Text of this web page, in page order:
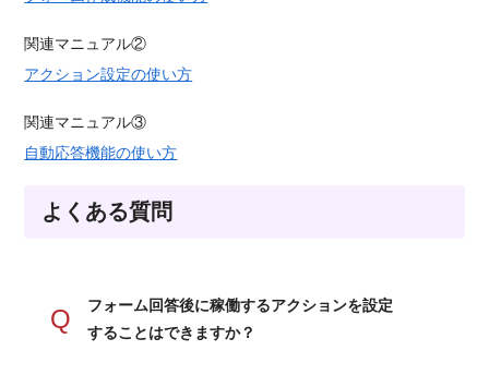
関連マニュアル②
アクション設定の使い方
関連マニュアル③
自動応答機能の使い方
よくある質問
Q
フォーム回答後に稼働するアクションを設定
することはできますか？